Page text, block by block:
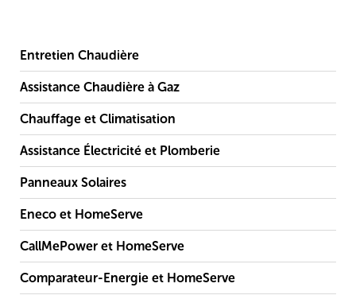
Entretien Chaudière
Assistance Chaudière à Gaz
Chauffage et Climatisation
Assistance Électricité et Plomberie
Panneaux Solaires
Eneco et HomeServe
CallMePower et HomeServe
Comparateur-Energie et HomeServe